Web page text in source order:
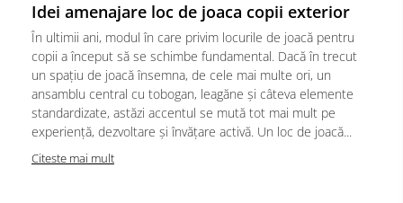
Idei amenajare loc de joaca copii exterior
În ultimii ani, modul în care privim locurile de joacă pentru
copii a început să se schimbe fundamental. Dacă în trecut
un spațiu de joacă însemna, de cele mai multe ori, un
ansamblu central cu tobogan, leagăne și câteva elemente
standardizate, astăzi accentul se mută tot mai mult pe
experiență, dezvoltare și învățare activă. Un loc de joacă...
Citeste mai mult